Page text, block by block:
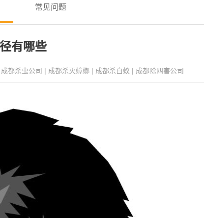
常见问题
有哪些
成都杀虫公司 | 成都杀灭蟑螂 | 成都杀白蚁 | 成都除四害公司